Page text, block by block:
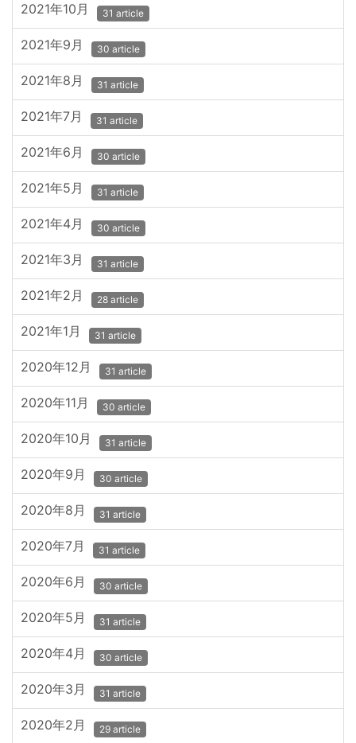
2021年10月 31 article
2021年9月 30 article
2021年8月 31 article
2021年7月 31 article
2021年6月 30 article
2021年5月 31 article
2021年4月 30 article
2021年3月 31 article
2021年2月 28 article
2021年1月 31 article
2020年12月 31 article
2020年11月 30 article
2020年10月 31 article
2020年9月 30 article
2020年8月 31 article
2020年7月 31 article
2020年6月 30 article
2020年5月 31 article
2020年4月 30 article
2020年3月 31 article
2020年2月 29 article